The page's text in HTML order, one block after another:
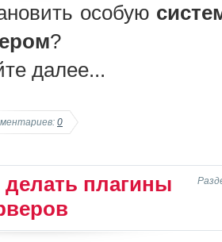
особую
?
далее...
0
делать плагины